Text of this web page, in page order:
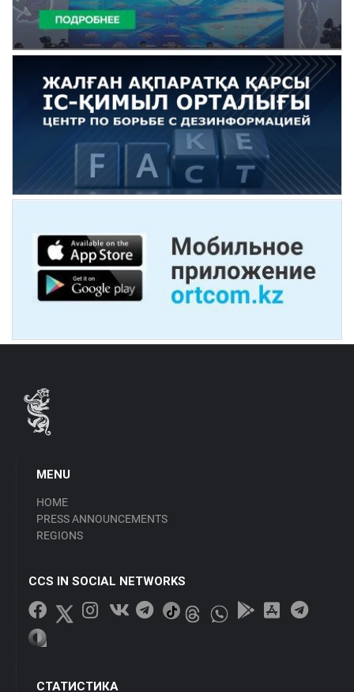
MENU
HOME
PRESS ANNOUNCEMENTS
REGIONS
CCS IN SOCIAL NETWORKS
СТАТИСТИКА